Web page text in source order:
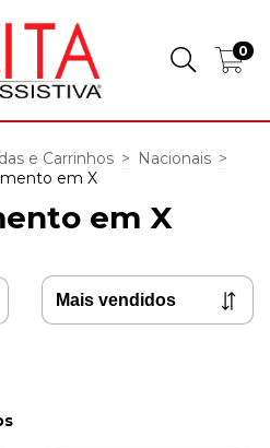
0
e Carrinhos > Nacionais >
em X
em X